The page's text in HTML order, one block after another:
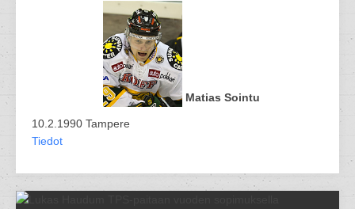
Matias Sointu
10.2.1990 Tampere
Tiedot